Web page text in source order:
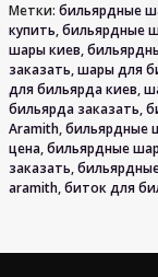
Метки: бильярдные
купить,бильярдные
шары киев,
заказать,шары для
для бильярда киев,
бильярда заказать,
Aramith,бильярдные
цена,бильярдные
заказать,
aramith,биток для